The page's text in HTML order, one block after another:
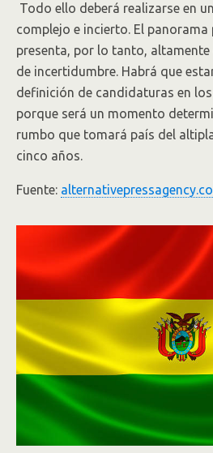
Todo ello deberá realizarse en
complejo e incierto. El
presenta, por lo tanto,
de incertidumbre. Habrá que
definición de candidaturas en
porque será un momento
rumbo que tomará país del
cinco años.
Fuente: